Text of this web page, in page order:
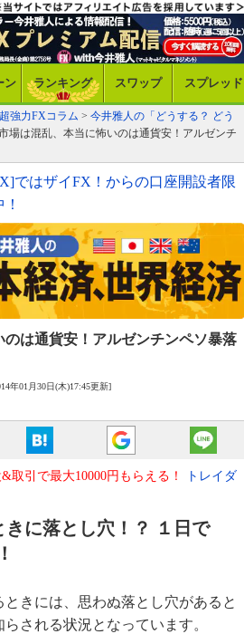
ン ランキング スワップ スプレッド
強力FXコラム > 今井雅人の「どうする？ どう
場は混乱、本当に怖いのは通貨安！アルゼンチ
ではザイFX！からの口座開設者限
は通貨安！ アルゼンチンペソ暴落
年01月30日(木)17:45更新]
取引で最大10000円もらえる！
トレイダ
に落とし穴！？ １日で
きには、思わぬ落とし穴があると
される状況となっています。